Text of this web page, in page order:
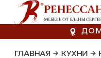
ГЛАВНАЯ → КУХНИ →